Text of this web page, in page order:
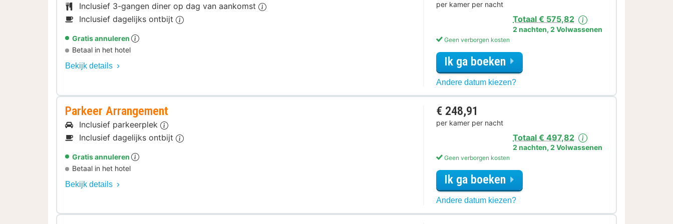
Inclusief 3-gangen diner op dag van aankomst
Inclusief dagelijks ontbijt
Gratis annuleren
Betaal in het hotel
Bekijk details
per kamer per nacht
Totaal € 575,82
2 nachten,2 Volwassenen
Geen verborgen kosten
Ik ga boeken
Andere datum kiezen?voor
Arrangement
Parkeer Arrangement
Inclusief parkeerplek
Inclusief dagelijks ontbijt
Gratis annuleren
Betaal in het hotel
Bekijk details
€ 248,91
per kamer per nacht
Totaal € 497,82
2 nachten,2 Volwassenen
Geen verborgen kosten
Ik ga boeken
Andere datum kiezen?voor
Arrangement